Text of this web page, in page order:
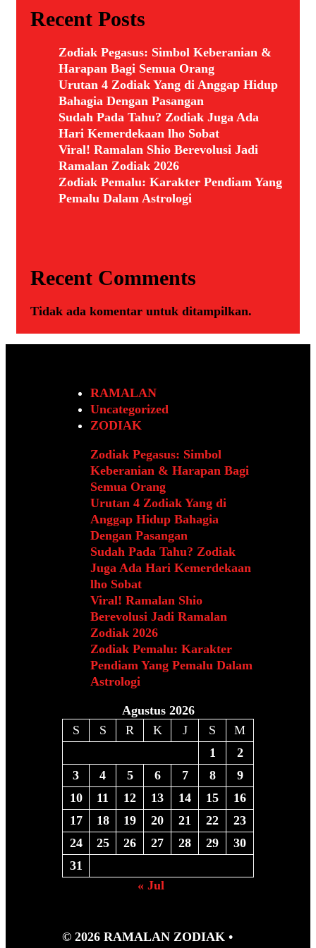
Recent Posts
Zodiak Pegasus: Simbol Keberanian &
Harapan Bagi Semua Orang
Urutan 4 Zodiak Yang di Anggap Hidup
Bahagia Dengan Pasangan
Sudah Pada Tahu? Zodiak Juga Ada
Hari Kemerdekaan lho Sobat
Viral! Ramalan Shio Berevolusi Jadi
Ramalan Zodiak 2026
Zodiak Pemalu: Karakter Pendiam Yang
Pemalu Dalam Astrologi
Recent Comments
Tidak ada komentar untuk ditampilkan.
RAMALAN
Uncategorized
ZODIAK
Zodiak Pegasus: Simbol
Keberanian & Harapan Bagi
Semua Orang
Urutan 4 Zodiak Yang di
Anggap Hidup Bahagia
Dengan Pasangan
Sudah Pada Tahu? Zodiak
Juga Ada Hari Kemerdekaan
lho Sobat
Viral! Ramalan Shio
Berevolusi Jadi Ramalan
Zodiak 2026
Zodiak Pemalu: Karakter
Pendiam Yang Pemalu Dalam
Astrologi
Agustus 2026
S
S R K J S
M
1
2
3
4 5 6 7 8
9
10
11 12 13 14 15
16
17
18 19 20 21 22
23
24
25 26 27 28 29
30
31
« Jul
© 2026 RAMALAN ZODIAK •